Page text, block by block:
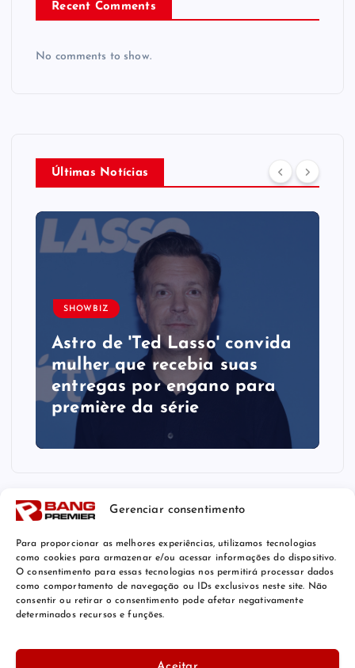
Gerenciar consentimento
Para proporcionar as melhores experiências, utilizamos tecnologias
como cookies para armazenar e/ou acessar informações do dispositivo.
O consentimento para essas tecnologias nos permitirá processar dados
como comportamento de navegação ou IDs exclusivos neste site. Não
consentir ou retirar o consentimento pode afetar negativamente
determinados recursos e funções.
Recent Comments
No comments to show.
Últimas Notícias
SHOWBIZ
Astro de 'Ted Lasso' convida
mulher que recebia suas
entregas por engano para
première da série